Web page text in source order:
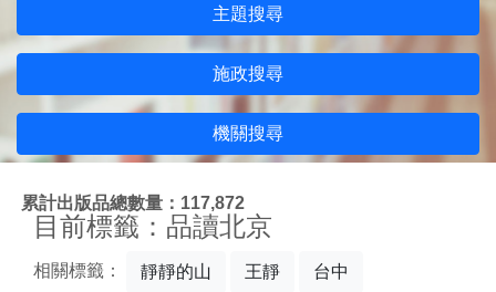
主題搜尋
施政搜尋
機關搜尋
累計出版品總數量：117,872
目前標籤：品讀北京
相關標籤： 靜靜的山 王靜 台中